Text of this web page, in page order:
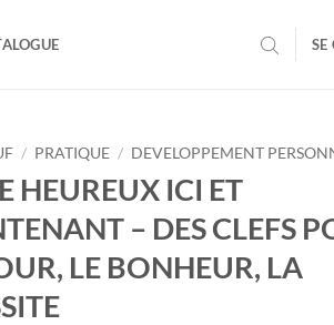
SE
/ PRATIQUE / DEVELOPPEMENT
HEUREUX ICI ET
– DES CLEFS
LE BONHEUR, LA